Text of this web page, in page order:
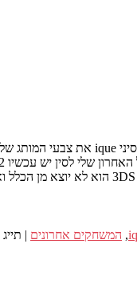
, המשחקים אחרונים | תייג